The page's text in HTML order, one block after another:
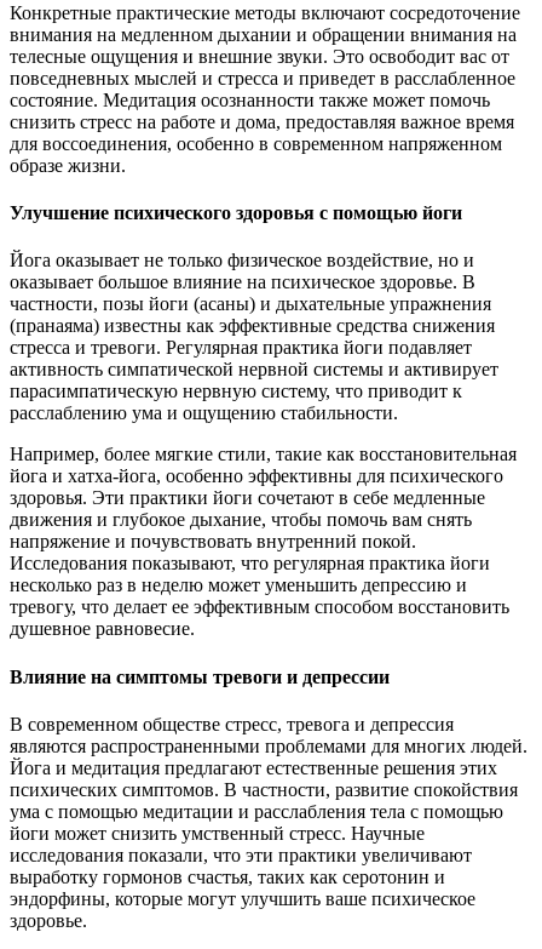
Конкретные практические методы включают сосредоточение
внимания на медленном дыхании и обращении внимания на
телесные ощущения и внешние звуки. Это освободит вас от
повседневных мыслей и стресса и приведет в расслабленное
состояние. Медитация осознанности также может помочь
снизить стресс на работе и дома, предоставляя важное время
для воссоединения, особенно в современном напряженном
образе жизни.
Улучшение психического здоровья с помощью йоги
Йога оказывает не только физическое воздействие, но и
оказывает большое влияние на психическое здоровье. В
частности, позы йоги (асаны) и дыхательные упражнения
(пранаяма) известны как эффективные средства снижения
стресса и тревоги. Регулярная практика йоги подавляет
активность симпатической нервной системы и активирует
парасимпатическую нервную систему, что приводит к
расслаблению ума и ощущению стабильности.
Например, более мягкие стили, такие как восстановительная
йога и хатха-йога, особенно эффективны для психического
здоровья. Эти практики йоги сочетают в себе медленные
движения и глубокое дыхание, чтобы помочь вам снять
напряжение и почувствовать внутренний покой.
Исследования показывают, что регулярная практика йоги
несколько раз в неделю может уменьшить депрессию и
тревогу, что делает ее эффективным способом восстановить
душевное равновесие.
Влияние на симптомы тревоги и депрессии
В современном обществе стресс, тревога и депрессия
являются распространенными проблемами для многих людей.
Йога и медитация предлагают естественные решения этих
психических симптомов. В частности, развитие спокойствия
ума с помощью медитации и расслабления тела с помощью
йоги может снизить умственный стресс. Научные
исследования показали, что эти практики увеличивают
выработку гормонов счастья, таких как серотонин и
эндорфины, которые могут улучшить ваше психическое
здоровье.